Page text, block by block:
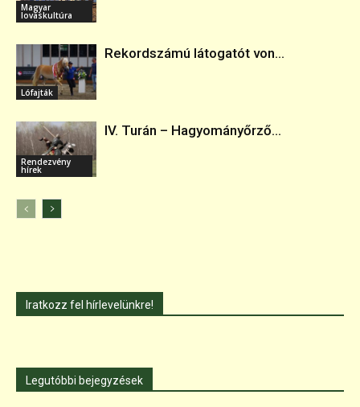
Magyar
lovaskultúra
Lófajták
Rekordszámú látogatót von...
Rendezvény
hírek
IV. Turán – Hagyományőrző...
Iratkozz fel hírlevelünkre!
Legutóbbi bejegyzések